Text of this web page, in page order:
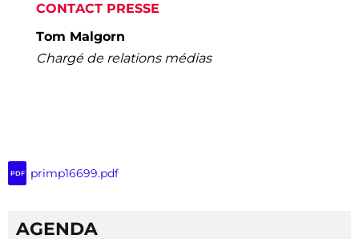
CONTACT PRESSE
Tom Malgorn
Chargé de relations médias
PDF primp16699.pdf
AGENDA